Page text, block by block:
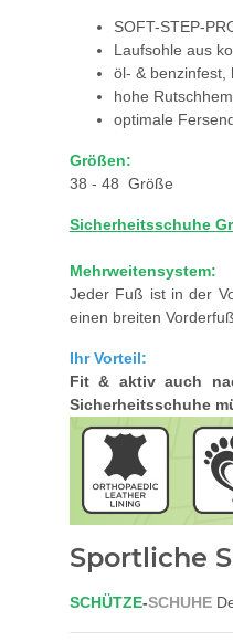
SOFT-STEP-
Laufsohle aus
öl- & benzinfest,
hohe
optimale
Größen:
38 - 48 Größe
Sicherheitsschuhe
Mehrweitensystem:
Jeder Fuß ist in der
einen breiten
Ihr Vorteil:
Fit & aktiv auch
Sicherheitsschuhe
Sportliche
SCHÜTZE-SCHUHE